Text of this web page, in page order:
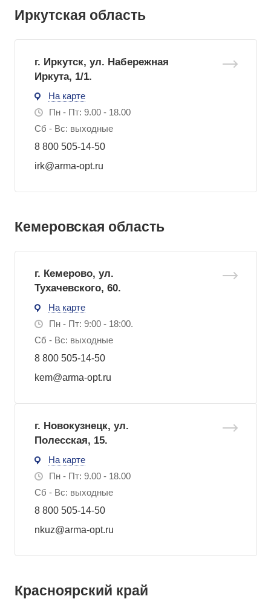
Иркутская область
г. Иркутск, ул. Набережная
Иркута, 1/1.
На карте
Пн - Пт: 9.00 - 18.00
Сб - Вс: выходные
8 800 505-14-50
irk@arma-opt.ru
Кемеровская область
г. Кемерово, ул.
Тухачевского, 60.
На карте
Пн - Пт: 9:00 - 18:00.
Сб - Вс: выходные
8 800 505-14-50
kem@arma-opt.ru
г. Новокузнецк, ул.
Полесская, 15.
На карте
Пн - Пт: 9.00 - 18.00
Сб - Вс: выходные
8 800 505-14-50
nkuz@arma-opt.ru
Красноярский край